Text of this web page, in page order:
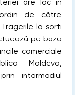
are loc în
de către
la sorți
pe baza
comerciale
Moldova,
intermediul